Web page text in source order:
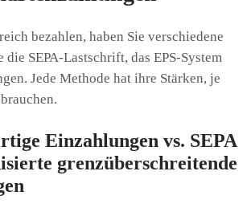
bezahlen, haben Sie verschiedene
SEPA-Lastschrift, das EPS-System
Jede Methode hat ihre Stärken, je
Einzahlungen vs. SEPA
grenzüberschreitende